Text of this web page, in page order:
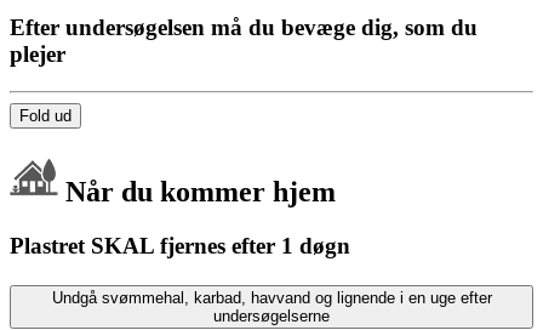
Efter undersøgelsen må du bevæge dig, som du
plejer
Fold ud
Når du kommer hjem
Plastret SKAL fjernes efter 1 døgn
Undgå svømmehal, karbad, havvand og lignende i en uge efter
undersøgelserne